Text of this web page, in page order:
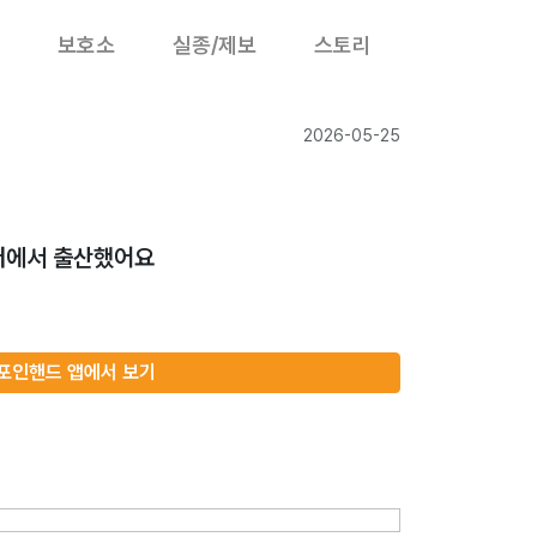
보호소 실종/제보 스토리
2026-05-25
서 출산했어요
인핸드 앱에서 보기